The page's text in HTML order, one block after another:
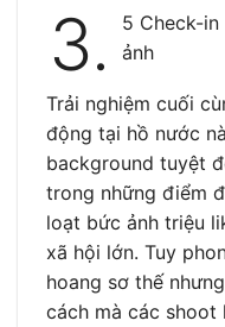
3.
5 Check-
ảnh
Trải nghiệm cuối
động tại hồ nước
background tuyệt
trong những điểm
loạt bức ảnh triệu
xã hội lớn. Tuy
hoang sơ thế
cách mà các shoot